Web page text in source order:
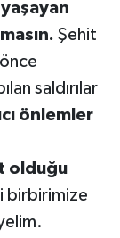
Şehit
saldırılar
önlemler
olduğu
birbirimize